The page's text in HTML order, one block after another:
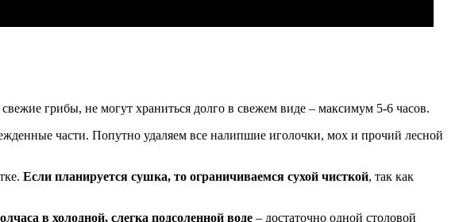
грибы, не могут храниться долго в свежем виде – максимум 5-6 часов.
части. Попутно удаляем все налипшие иголочки, мох и прочий лесной
Если планируется сушка, то ограничиваемся сухой чисткой, так как
в холодной, слегка подсоленной воде – достаточно одной столовой